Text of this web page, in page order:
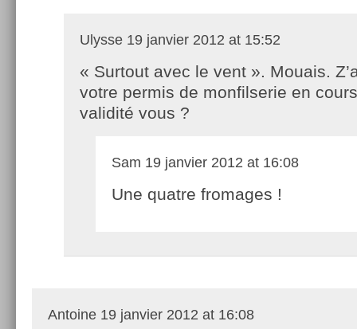
Ulysse 19 janvier 2012 at 15:52
« Surtout avec le vent ». Mouais.
votre permis de monfilserie en
validité vous ?
Sam 19 janvier 2012 at 16:08
Une quatre fromages !
Antoine 19 janvier 2012 at 16:08